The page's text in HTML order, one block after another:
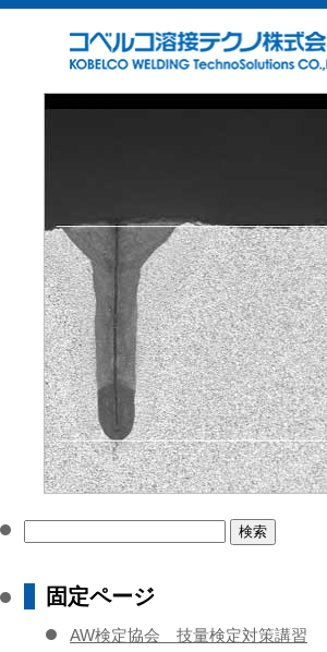
固定ページ
AW検定協会 技量検定対策講習